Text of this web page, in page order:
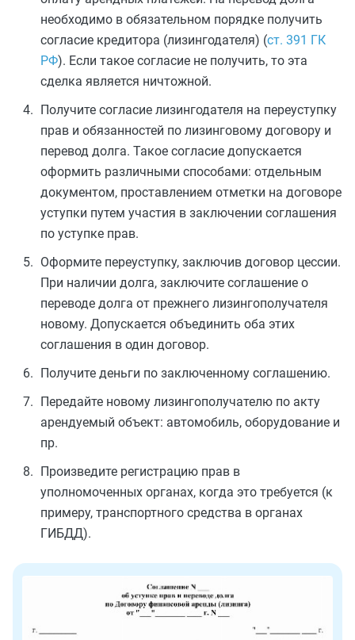
необходимо в обязательном порядке получить
согласие кредитора (лизингодателя) (ст. 391 ГК
РФ). Если такое согласие не получить, то эта
сделка является ничтожной.
Получите согласие лизингодателя на переуступку
прав и обязанностей по лизинговому договору и
перевод долга. Такое согласие допускается
оформить различными способами: отдельным
документом, проставлением отметки на договоре
уступки путем участия в заключении соглашения
по уступке прав.
Оформите переуступку, заключив договор цессии.
При наличии долга, заключите соглашение о
переводе долга от прежнего лизингополучателя
новому. Допускается объединить оба этих
соглашения в один договор.
Получите деньги по заключенному соглашению.
Передайте новому лизингополучателю по акту
арендуемый объект: автомобиль, оборудование и
пр.
Произведите регистрацию прав в
уполномоченных органах, когда это требуется (к
примеру, транспортного средства в органах
ГИБДД).